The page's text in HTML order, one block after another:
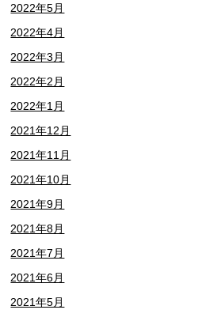
2022年5月
2022年4月
2022年3月
2022年2月
2022年1月
2021年12月
2021年11月
2021年10月
2021年9月
2021年8月
2021年7月
2021年6月
2021年5月